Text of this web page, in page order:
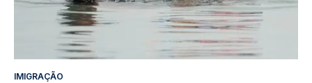
IMIGRAÇÃO